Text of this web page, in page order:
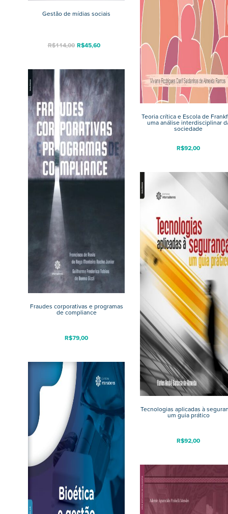
Gestão de mídias sociais
R$114,00 R$45,60
Teoria crítica e Escola de
uma análise interdisciplinar
sociedade
R$92,00
Fraudes corporativas e programas
de compliance
R$79,00
Tecnologias aplicadas à
um guia prático
R$92,00